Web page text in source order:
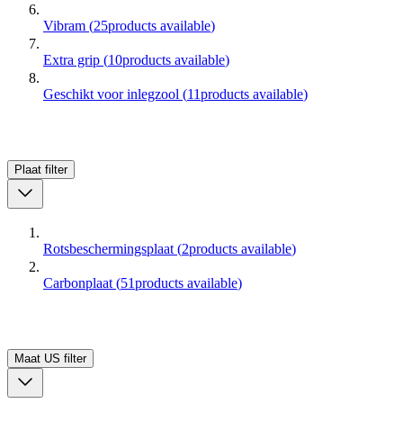
Vibram (25products available)
Extra grip (10products available)
Geschikt voor inlegzool (11products available)
Plaat filter
Rotsbeschermingsplaat (2products available)
Carbonplaat (51products available)
Maat US filter